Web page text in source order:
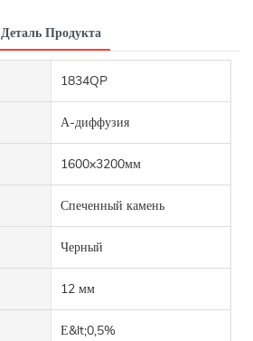
Деталь Продукта
1834QP
А-диффузия
1600x3200мм
Спеченный камень
Черный
12 мм
Е&lt;0,5%